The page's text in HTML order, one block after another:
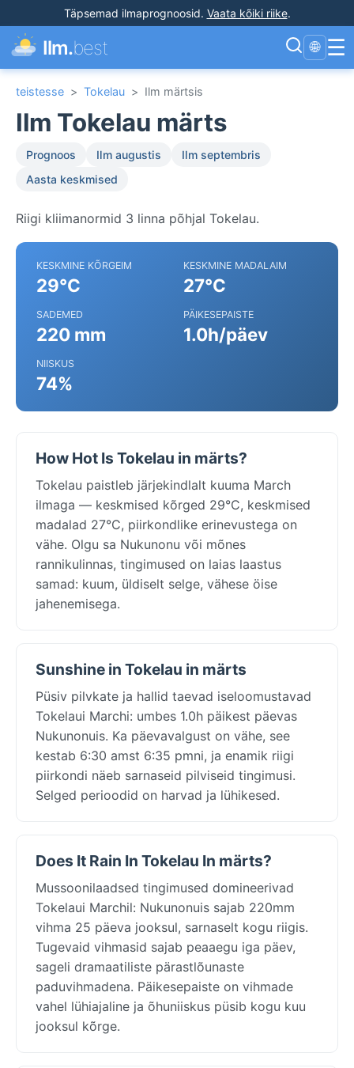
Täpsemad ilmaprognoosid. Vaata kõiki riike.
Ilm.best 🌐 ☰
teistesse > Tokelau > Ilm märtsis
Ilm Tokelau märts
Prognoos Ilm augustis
Ilm septembris
Aasta keskmised
Riigi kliimanormid 3 linna põhjal Tokelau.
KESKMINE KÕRGEIM
29°C
KESKMINE MADALAIM
27°C
SADEMED
220 mm
PÄIKESEPAISTE
1.0h/päev
NIISKUS
74%
How Hot Is Tokelau in märts?
Tokelau paistleb järjekindlalt kuuma March
ilmaga — keskmised kõrged 29°C, keskmised
madalad 27°C, piirkondlike erinevustega on
vähe. Olgu sa Nukunonu või mõnes
rannikulinnas, tingimused on laias laastus
samad: kuum, üldiselt selge, vähese öise
jahenemisega.
Sunshine in Tokelau in märts
Püsiv pilvkate ja hallid taevad iseloomustavad
Tokelaui Marchi: umbes 1.0h päikest päevas
Nukunonuis. Ka päevavalgust on vähe, see
kestab 6:30 amst 6:35 pmni, ja enamik riigi
piirkondi näeb sarnaseid pilviseid tingimusi.
Selged perioodid on harvad ja lühikesed.
Does It Rain In Tokelau In märts?
Mussoonilaadsed tingimused domineerivad
Tokelaui Marchil: Nukunonuis sajab 220mm
vihma 25 päeva jooksul, sarnaselt kogu riigis.
Tugevaid vihmasid sajab peaaegu iga päev,
sageli dramaatiliste pärastlõunaste
paduvihmadena. Päikesepaiste on vihmade
vahel lühiajaline ja õhuniiskus püsib kogu kuu
jooksul kõrge.